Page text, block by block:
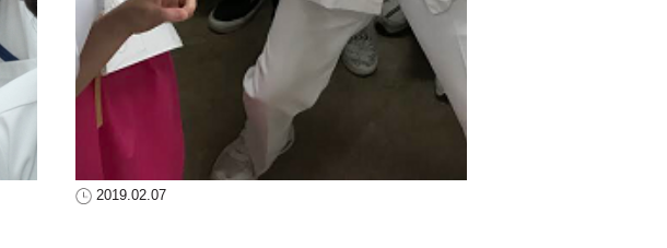
2019.02.07